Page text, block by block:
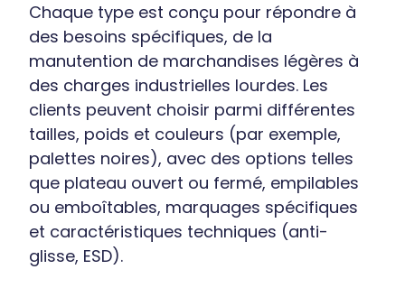
Chaque type est conçu pour répondre à
des besoins spécifiques, de la
manutention de marchandises légères à
des charges industrielles lourdes. Les
clients peuvent choisir parmi différentes
tailles, poids et couleurs (par exemple,
palettes noires), avec des options telles
que plateau ouvert ou fermé, empilables
ou emboîtables, marquages spécifiques
et caractéristiques techniques (anti-
glisse, ESD).